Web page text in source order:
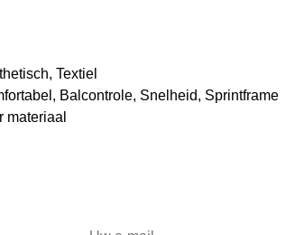
Textiel
Balcontrole, Snelheid, Sprintframe
materiaal